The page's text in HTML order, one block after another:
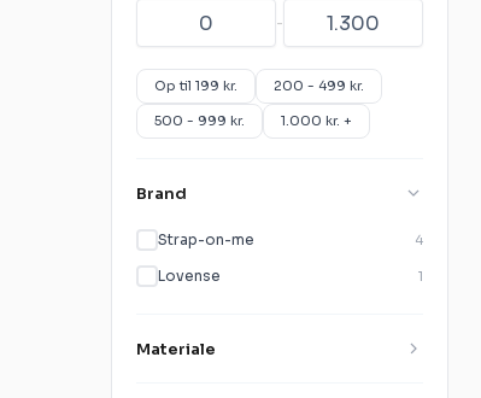
-
Op til 199 kr. 200 - 499 kr.
500 - 999 kr. 1.000 kr. +
Brand
Strap-on-me 4
Lovense 1
Materiale